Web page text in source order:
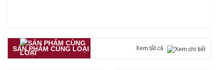
SẢN PHẨM CÙNG LOẠI Xem tất cả